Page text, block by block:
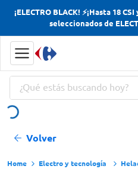
¡ELECTRO BLACK! ⚡¡Hasta 18
seleccionados de
¿Qué estás buscando hoy?
Volver
Electro y tecnología
Términos más
Yerba
Cerveza
Términos más
Yerba
Cerveza
Doves
Papas Fritas